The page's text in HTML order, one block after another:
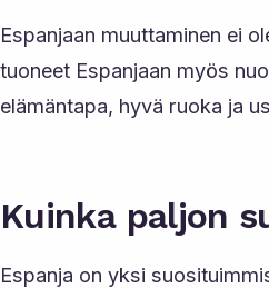
Espanjaan muuttaminen ei
tuoneet Espanjaan myös
elämäntapa, hyvä ruoka ja
Kuinka paljon
Espanja on yksi